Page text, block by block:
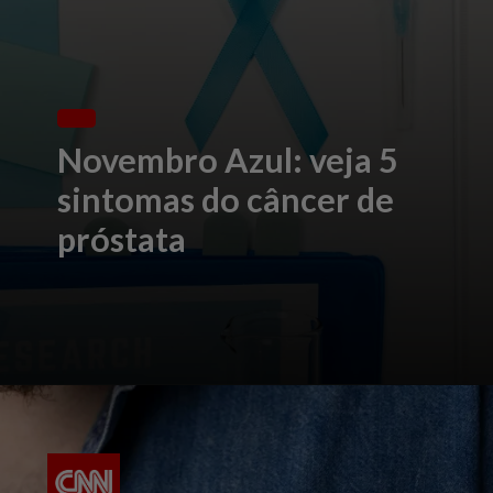
Novembro Azul: veja 5
sintomas do câncer de
próstata